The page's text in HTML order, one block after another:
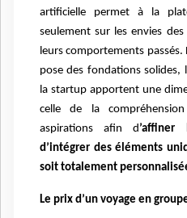
artificielle permet à la
seulement sur les envies
leurs comportements passés.
pose des fondations solides,
la startup apportent une
celle de la
aspirations afin d ’affiner
d’intégrer des éléments
soit totalement
Le prix d’un voyage en